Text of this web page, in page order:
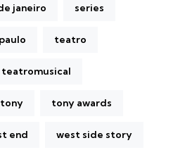
janeiro series
teatro
teatromusical
tony tony awards
end west side story